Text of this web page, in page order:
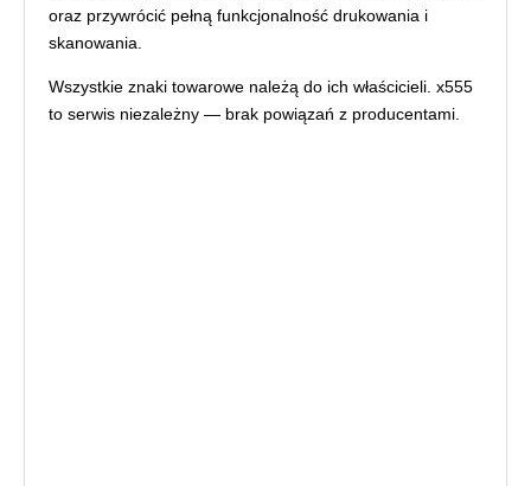
oraz przywrócić pełną funkcjonalność drukowania i
skanowania.
Wszystkie znaki towarowe należą do ich właścicieli. x555
to serwis niezależny — brak powiązań z producentami.